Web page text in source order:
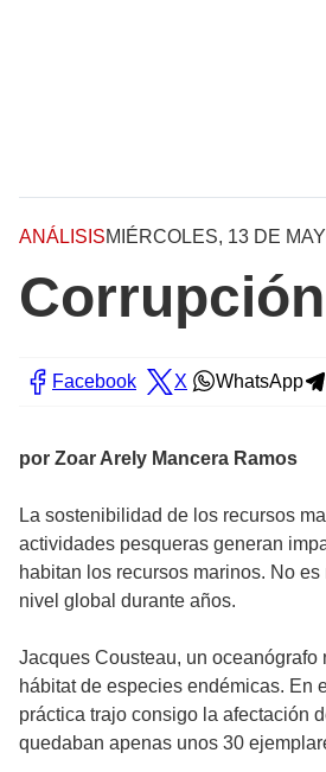
ANÁLISISMIÉRCOLES, 13 DE
Facebook X WhatsApp
por Zoar Arely Mancera Ramos
La sostenibilidad de los recursos
actividades pesqueras generan
habitan los recursos marinos. No
nivel global durante años.
Jacques Cousteau, un oceanógrafo
hábitat de especies endémicas. En
práctica trajo consigo la afectación
quedaban apenas unos 30